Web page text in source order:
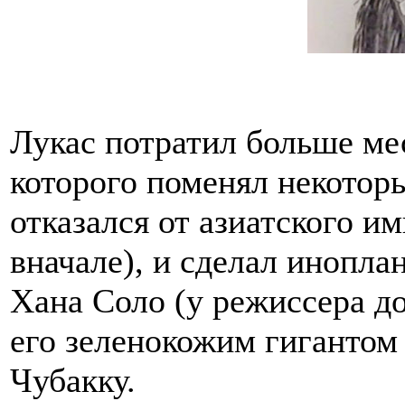
Лукас потратил больше
которого поменял
отказался от азиатского
вначале), и сделал
Хана Соло (у режиссера
его зеленокожим
Чубакку.